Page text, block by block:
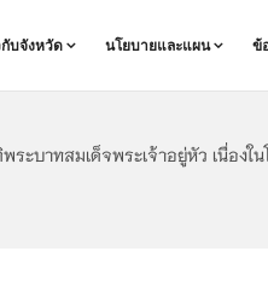
กับจังหวัด นโยบายและแผน ข้
ะบาทสมเด็จพระเจ้าอยู่หัว เนื่อง